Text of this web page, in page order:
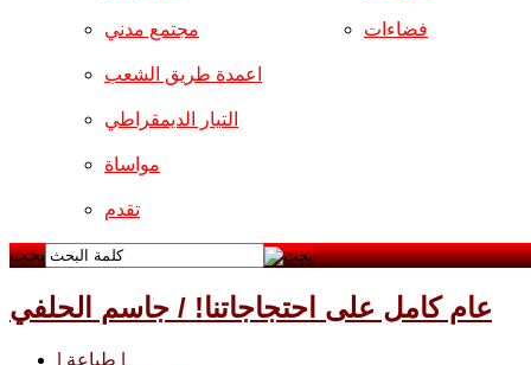
مجتمع مدني فضاءات
اعمدة طريق الشعب
التيار الديمقراطي
مواساة
تقدم
بحث
عام كامل على احتجاجاتنا! / جاسم الحلفي